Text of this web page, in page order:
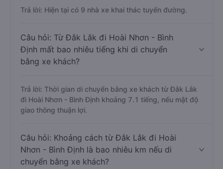
Trả lời: Hiện tại có 9 nhà xe khai thác tuyến đường.
Câu hỏi: Từ Đắk Lắk đi Hoài Nhơn - Bình
Định mất bao nhiêu tiếng khi di chuyển
bằng xe khách?
Trả lời: Thời gian di chuyển bằng xe khách từ Đắk Lắk
đi Hoài Nhơn - Bình Định khoảng 7.1 tiếng, nếu mật độ
giao thông thuận lợi.
Câu hỏi: Khoảng cách từ Đắk Lắk đi Hoài
Nhơn - Bình Định là bao nhiêu km nếu di
chuyển bằng xe khách?